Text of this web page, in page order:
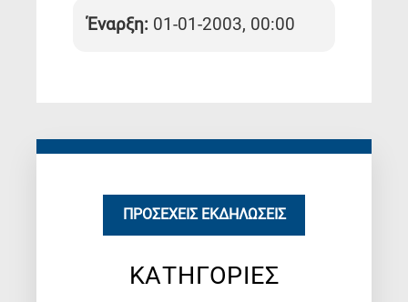
ΠΡΟΣΕΧΕΊΣ ΕΚΔΗΛΏΣΕΙΣ
ΚΑΤΗΓΟΡΙΕΣ
Έναρξη: 01-01-2003, 00:00